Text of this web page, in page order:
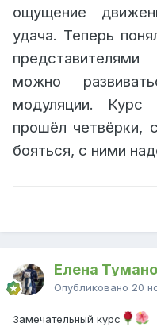
ощущение
удача. Теперь
можно
модуляции.
прошёл четвёрки,
бояться, с ними
Елена
Опубликовано 20
Замечательный курс